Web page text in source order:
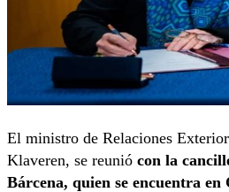
El ministro de Relaciones
Klaveren, se reunió con la
Bárcena, quien se encuentra